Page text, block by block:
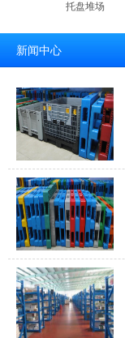
托盘堆场
新闻中心